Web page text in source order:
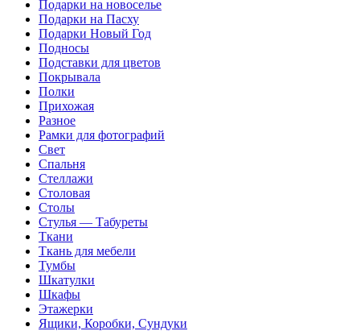
Подарки на новоселье
Подарки на Пасху
Подарки Новый Год
Подносы
Подставки для цветов
Покрывала
Полки
Прихожая
Разное
Рамки для фотографий
Свет
Спальня
Стеллажи
Столовая
Столы
Стулья — Табуреты
Ткани
Ткань для мебели
Тумбы
Шкатулки
Шкафы
Этажерки
Ящики, Коробки, Сундуки